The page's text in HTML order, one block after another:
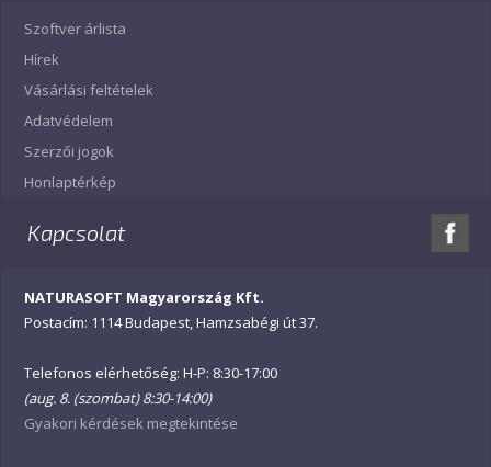
Szoftver árlista
Hírek
Vásárlási feltételek
Adatvédelem
Szerzői jogok
Honlaptérkép
Kapcsolat
NATURASOFT Magyarország Kft.
Postacím: 1114 Budapest, Hamzsabégi út 37.
Telefonos elérhetőség: H-P: 8:30-17:00
(aug. 8. (szombat) 8:30-14:00)
Gyakori kérdések megtekintése